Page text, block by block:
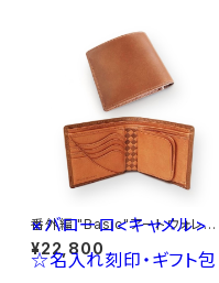
×バローロ<キャメル>
☆名入れ刻印・ギフト包
番外編 "Basic"アートウォレット
ブッテーロ<ベージュ>×バロー
ロ<キャメル> ☆名入れ刻印・ギ
フト包装無料☆
¥22,800